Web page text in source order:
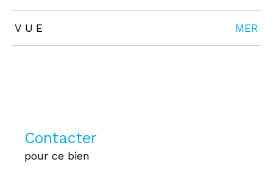
VUE MER
Contacter
pour ce bien